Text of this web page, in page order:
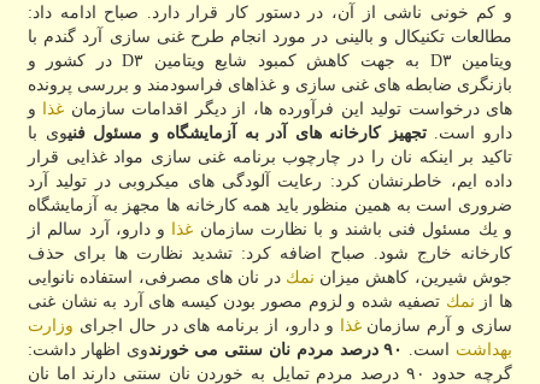
و كم خونی ناشی از آن، در دستور كار قرار دارد. صباح ادامه داد:
مطالعات تكنیكال و بالینی در مورد انجام طرح غنی سازی آرد گندم با
ویتامین D۳ به جهت كاهش كمبود شایع ویتامین D۳ در كشور و
بازنگری ضابطه های غنی سازی و غذاهای فراسودمند و بررسی پرونده
های درخواست تولید این فرآورده ها، از دیگر اقدامات سازمان غذا و
دارو است.تجهیز كارخانه های آدر به آزمایشگاه و مسئول فنیوی با
تاكید بر اینكه نان را در چارچوب برنامه غنی سازی مواد غذایی قرار
داده ایم، خاطرنشان كرد: رعایت آلودگی های میكروبی در تولید آرد
ضروری است به همین منظور باید همه كارخانه ها مجهز به آزمایشگاه
و یك مسئول فنی باشند و با نظارت سازمان غذا و دارو، آرد سالم از
كارخانه خارج شود. صباح اضافه كرد: تشدید نظارت ها برای حذف
جوش شیرین، كاهش میزان نمك در نان های مصرفی، استفاده نانوایی
ها از نمك تصفیه شده و لزوم مصور بودن كیسه های آرد به نشان غنی
سازی و آرم سازمانغذا و دارو، از برنامه های در حال اجرای وزارت
بهداشت است. ۹۰ درصد مردم نان سنتی می خورند
وی اظهار داشت:
گرچه حدود ۹۰ درصد مردم تمایل به خوردن نان سنتی دارند اما نان